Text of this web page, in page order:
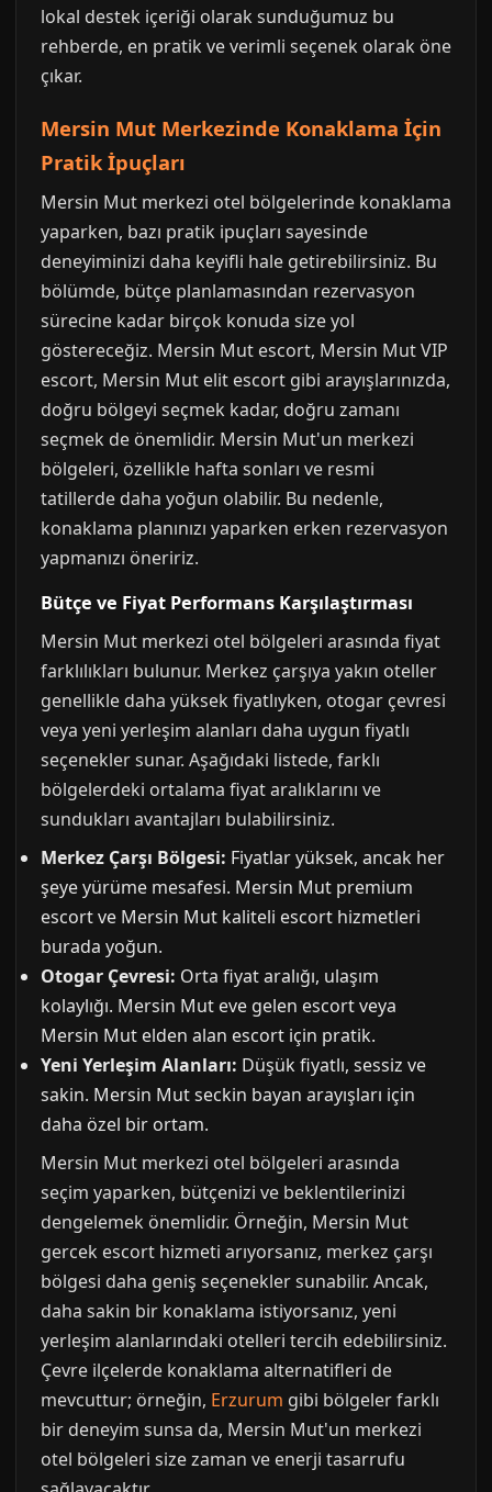
lokal destek içeriği olarak sunduğumuz bu
rehberde, en pratik ve verimli seçenek olarak öne
çıkar.
Mersin Mut Merkezinde Konaklama İçin
Pratik İpuçları
Mersin Mut merkezi otel bölgelerinde konaklama
yaparken, bazı pratik ipuçları sayesinde
deneyiminizi daha keyifli hale getirebilirsiniz. Bu
bölümde, bütçe planlamasından rezervasyon
sürecine kadar birçok konuda size yol
göstereceğiz. Mersin Mut escort, Mersin Mut VIP
escort, Mersin Mut elit escort gibi arayışlarınızda,
doğru bölgeyi seçmek kadar, doğru zamanı
seçmek de önemlidir. Mersin Mut'un merkezi
bölgeleri, özellikle hafta sonları ve resmi
tatillerde daha yoğun olabilir. Bu nedenle,
konaklama planınızı yaparken erken rezervasyon
yapmanızı öneririz.
Bütçe ve Fiyat Performans Karşılaştırması
Mersin Mut merkezi otel bölgeleri arasında fiyat
farklılıkları bulunur. Merkez çarşıya yakın oteller
genellikle daha yüksek fiyatlıyken, otogar çevresi
veya yeni yerleşim alanları daha uygun fiyatlı
seçenekler sunar. Aşağıdaki listede, farklı
bölgelerdeki ortalama fiyat aralıklarını ve
sundukları avantajları bulabilirsiniz.
Merkez Çarşı Bölgesi: Fiyatlar yüksek, ancak her
şeye yürüme mesafesi. Mersin Mut premium
escort ve Mersin Mut kaliteli escort hizmetleri
burada yoğun.
Otogar Çevresi: Orta fiyat aralığı, ulaşım
kolaylığı. Mersin Mut eve gelen escort veya
Mersin Mut elden alan escort için pratik.
Yeni Yerleşim Alanları: Düşük fiyatlı, sessiz ve
sakin. Mersin Mut seckin bayan arayışları için
daha özel bir ortam.
Mersin Mut merkezi otel bölgeleri arasında
seçim yaparken, bütçenizi ve beklentilerinizi
dengelemek önemlidir. Örneğin, Mersin Mut
gercek escort hizmeti arıyorsanız, merkez çarşı
bölgesi daha geniş seçenekler sunabilir. Ancak,
daha sakin bir konaklama istiyorsanız, yeni
yerleşim alanlarındaki otelleri tercih edebilirsiniz.
Çevre ilçelerde konaklama alternatifleri de
mevcuttur; örneğin, Erzurum gibi bölgeler farklı
bir deneyim sunsa da, Mersin Mut'un merkezi
otel bölgeleri size zaman ve enerji tasarrufu